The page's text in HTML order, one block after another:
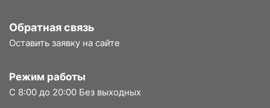
Обратная связь
Оставить заявку на сайте
Режим работы
С 8:00 до 20:00 Без выходных